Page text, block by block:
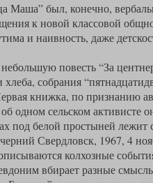
Маша” был, конечно,
к новой классовой
и наивность, даже
повесть “За
хлеба, собрания
книжка, по признанию
одном сельском активисте
под белой простыней
Свердловск, 1967, 4
колхозные
вбирает разные